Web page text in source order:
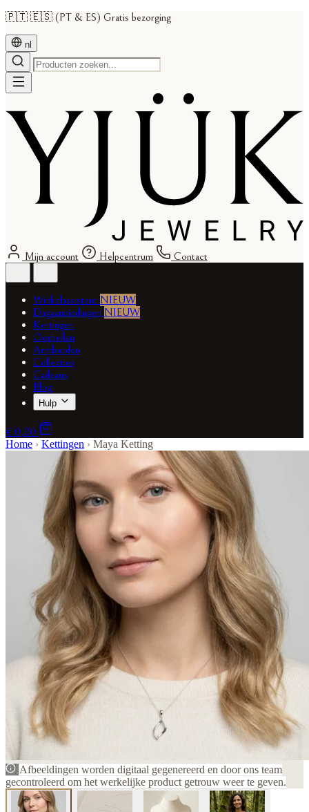
🇵🇹 🇪🇸 (PT & ES) Gratis bezorging
nl
Mijn account Helpcentrum Contact
Winkelassistent NIEUW
Dagaanbiedingen NIEUW
Kettingen
Oorbellen
Armbanden
Collecties
Cadeaus
Blog
Hulp
€ 0,00
Home › Kettingen › Maya Ketting
Afbeeldingen worden digitaal gegenereerd en door ons team
gecontroleerd om het werkelijke product getrouw weer te geven.